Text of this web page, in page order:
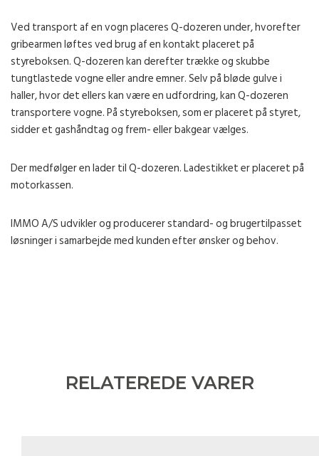
Ved transport af en vogn placeres Q-dozeren under, hvorefter
gribearmen løftes ved brug af en kontakt placeret på
styreboksen. Q-dozeren kan derefter trække og skubbe
tungtlastede vogne eller andre emner. Selv på bløde gulve i
haller, hvor det ellers kan være en udfordring, kan Q-dozeren
transportere vogne. På styreboksen, som er placeret på styret,
sidder et gashåndtag og frem- eller bakgear vælges.
Der medfølger en lader til Q-dozeren. Ladestikket er placeret på
motorkassen.
IMMO A/S udvikler og producerer standard- og brugertilpasset
løsninger i samarbejde med kunden efter ønsker og behov.
RELATEREDE VARER